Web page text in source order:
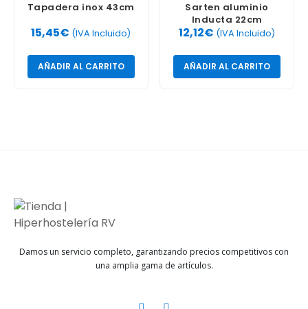
Tapadera inox 43cm
15,45€ (IVA Incluido)
AÑADIR AL CARRITO
Sarten aluminio
Inducta 22cm
12,12€ (IVA Incluido)
AÑADIR AL CARRITO
Damos un servicio completo, garantizando precios competitivos con
una amplia gama de artículos.